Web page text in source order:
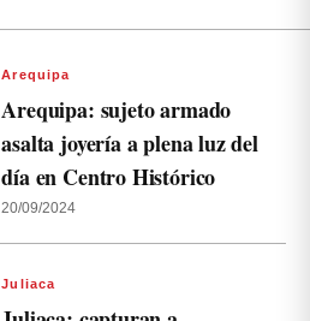
Arequipa
Arequipa: sujeto armado
asalta joyería a plena luz del
día en Centro Histórico
20/09/2024
Juliaca